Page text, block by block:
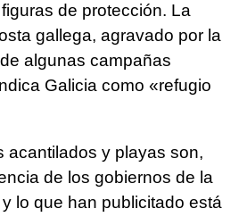
de protección. La
gallega, agravado por la
algunas campañas
Galicia como «refugio
acantilados y playas son,
de los gobiernos de la
lo que han publicitado está